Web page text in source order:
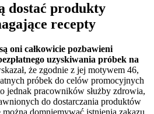
dostać produkty
recepty
oni całkowicie pozbawieni
uzyskiwania próbek na
że zgodnie z jej motywem 46,
próbek do celów promocyjnych
jednak pracowników służby zdrowia,
do dostarczania produktów